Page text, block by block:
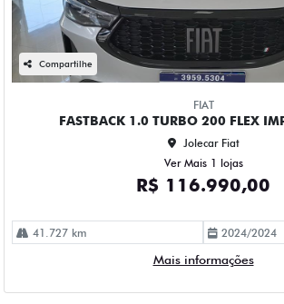
Compartilhe
FIAT
FASTBACK 1.0 TURBO 200 FLEX
Jolecar Fiat
Ver Mais 1 lojas
R$ 116.990,00
41.727 km 2024/2024
Mais informações